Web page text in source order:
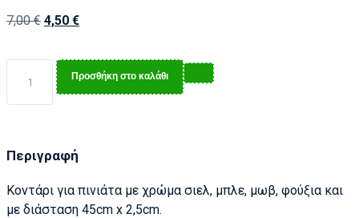
7,00€ 4,50 €
Προσθήκη στο καλάθι
Περιγραφή
Κοντάρι για πινιάτα με χρώμα σιελ, μπλε, μωβ, φούξια και
με διάσταση 45cm x 2,5cm.